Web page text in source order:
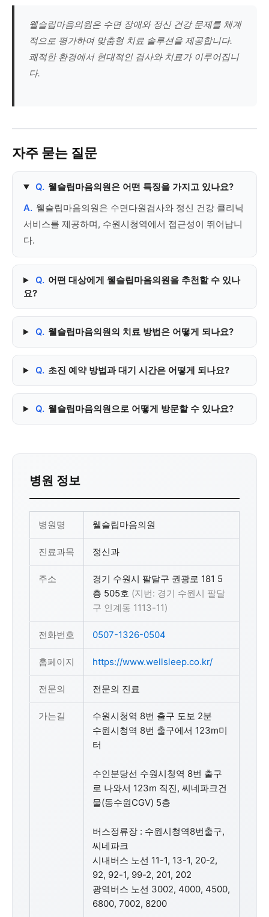
웰슬립마음의원은 수면 장애와 정신 건강 문제를 체계
적으로 평가하여 맞춤형 치료 솔루션을 제공합니다.
쾌적한 환경에서 현대적인 검사와 치료가 이루어집니
다.
자주 묻는 질문
Q. 웰슬립마음의원은 어떤 특징을 가지고 있나요?
A. 웰슬립마음의원은 수면다원검사와 정신 건강 클리닉
서비스를 제공하며, 수원시청역에서 접근성이 뛰어납니
다.
Q. 어떤 대상에게 웰슬립마음의원을 추천할 수 있나
요?
Q. 웰슬립마음의원의 치료 방법은 어떻게 되나요?
Q. 초진 예약 방법과 대기 시간은 어떻게 되나요?
Q. 웰슬립마음의원으로 어떻게 방문할 수 있나요?
병원 정보
병원명 웰슬립마음의원
진료과목 정신과
주소
경기 수원시 팔달구 권광로 181 5
층 505호 (지번: 경기 수원시 팔달
구 인계동 1113-11)
전화번호 0507-1326-0504
홈페이지 https://www.wellsleep.co.kr/
전문의 전문의 진료
가는길
수원시청역 8번 출구 도보 2분
수원시청역 8번 출구에서 123m미
터
수인분당선 수원시청역 8번 출구
로 나와서 123m 직진, 씨네파크건
물(동수원CGV) 5층
버스정류장 : 수원시청역8번출구,
씨네파크
시내버스 노선 11-1, 13-1, 20-2,
92, 92-1, 99-2, 201, 202
광역버스 노선 3002, 4000, 4500,
6800, 7002, 8200